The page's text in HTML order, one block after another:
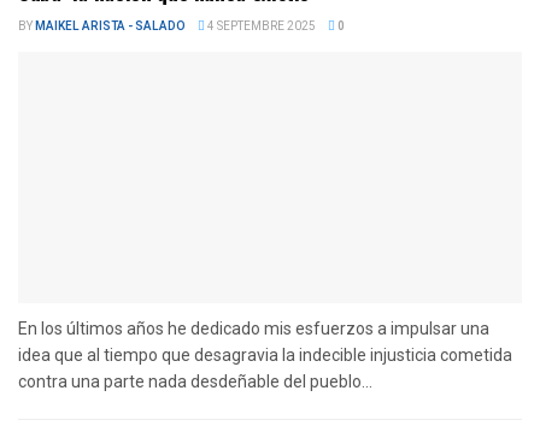
BYMAIKEL ARISTA - SALADO 4 SEPTEMBRE 2025 0
En los últimos años he dedicado mis esfuerzos a impulsar una
idea que al tiempo que desagravia la indecible injusticia cometida
contra una parte nada desdeñable del pueblo...